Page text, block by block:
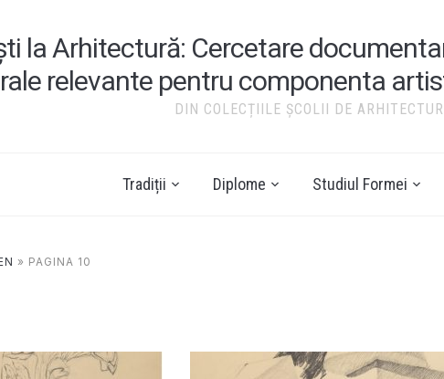
la Arhitectură: Cercetare
relevante pentru componenta
DIN COLECȚIILE ȘCOLII DE
Tradiții Diplome Studiul Formei
» PAGINA 10